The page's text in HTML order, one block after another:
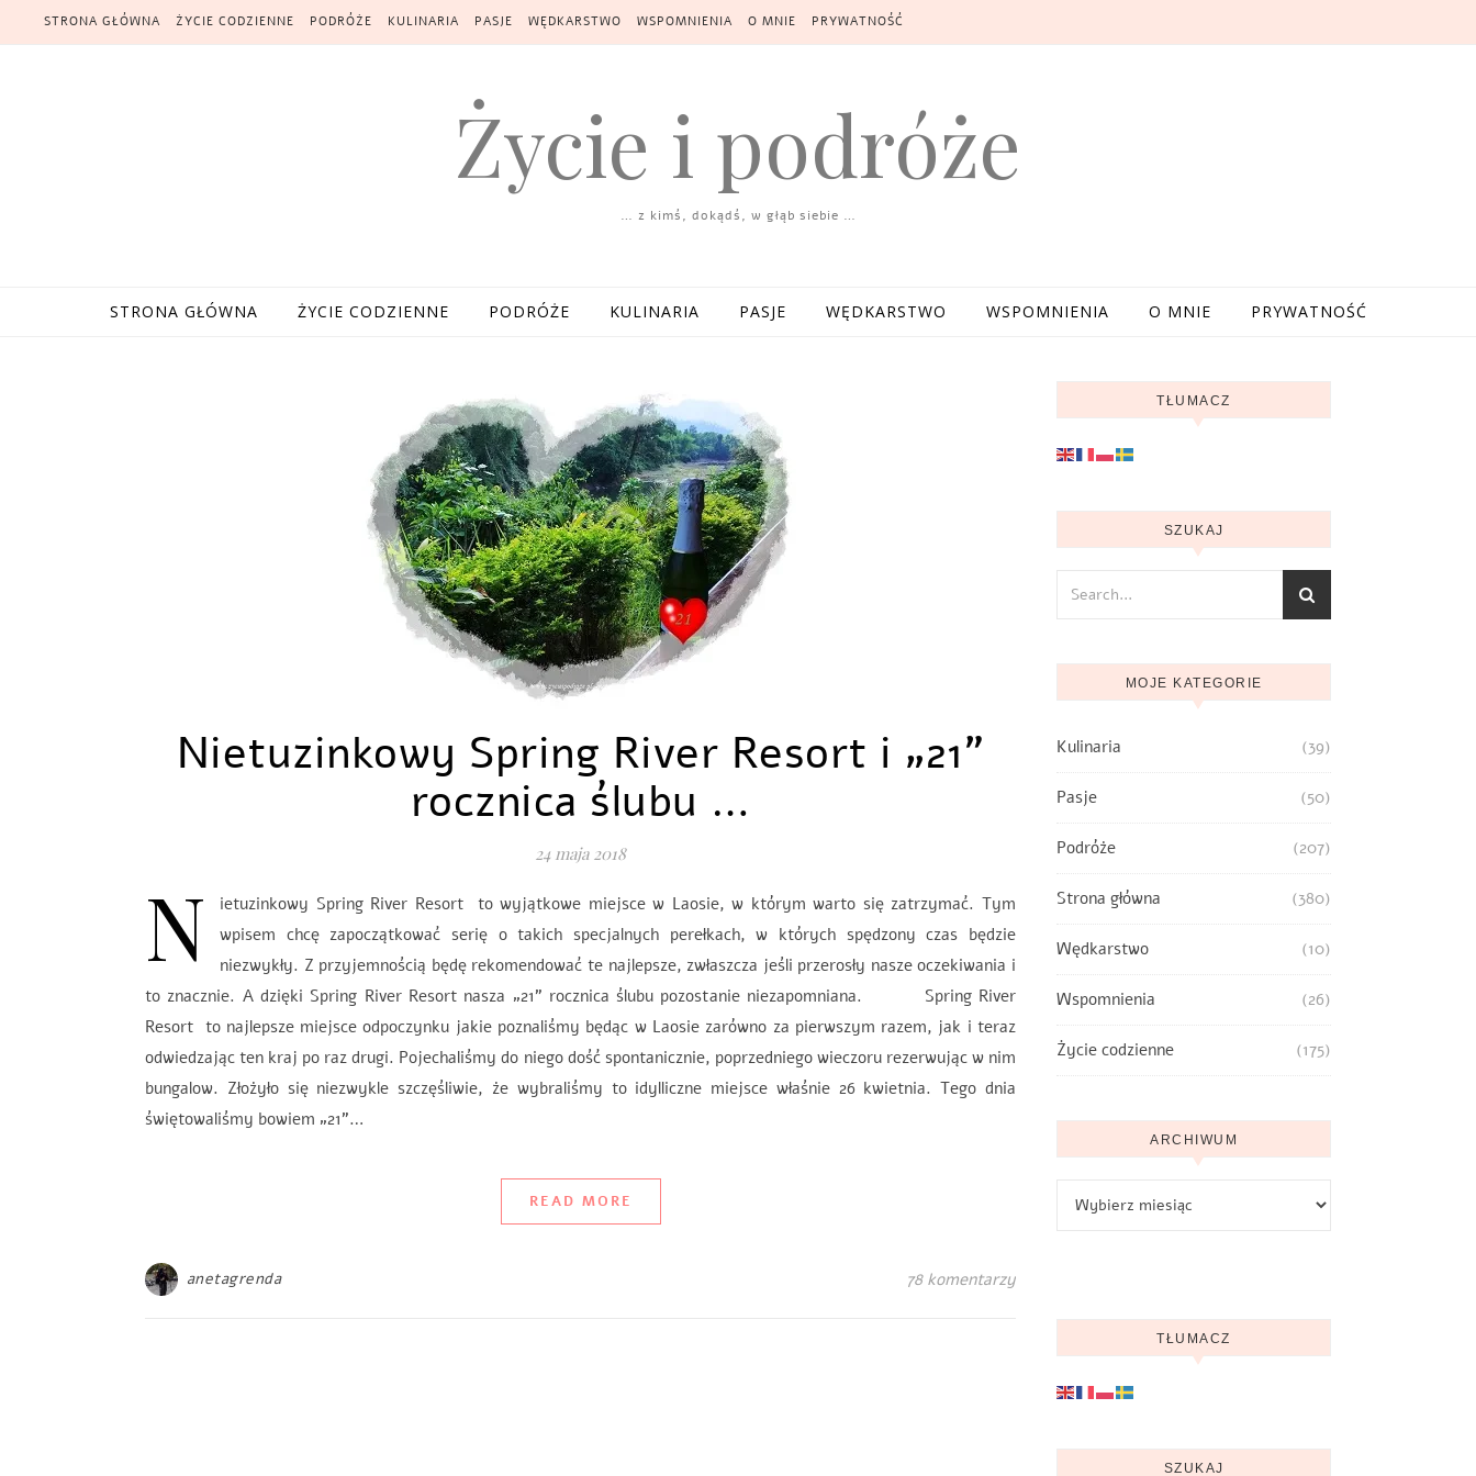
Skip to content
STRONA GŁÓWNA ŻYCIE CODZIENNE PODRÓŻE KULINARIA PASJE WĘDKARSTWO WSPOMNIENIA O MNIE PRYWATNOŚĆ
Życie i podróże
… z kimś, dokądś, w głąb siebie …
STRONA GŁÓWNA ŻYCIE CODZIENNE PODRÓŻE KULINARIA PASJE WĘDKARSTWO WSPOMNIENIA O MNIE PRYWATNOŚĆ
Nietuzinkowy Spring River Resort i „21”
rocznica ślubu …
24 maja 2018
N
ietuzinkowy Spring River Resort to wyjątkowe miejsce w Laosie, w którym warto się zatrzymać. Tym
wpisem chcę zapoczątkować serię o takich specjalnych perełkach, w których spędzony czas będzie
niezwykły. Z przyjemnością będę rekomendować te najlepsze, zwłaszcza jeśli przerosły nasze oczekiwania i
to znacznie. A dzięki Spring River Resort nasza „21” rocznica ślubu pozostanie niezapomniana. Spring River
Resort to najlepsze miejsce odpoczynku jakie poznaliśmy będąc w Laosie zarówno za pierwszym razem, jak i teraz
odwiedzając ten kraj po raz drugi. Pojechaliśmy do niego dość spontanicznie, poprzedniego wieczoru rezerwując w nim
bungalow. Złożyło się niezwykle szczęśliwie, że wybraliśmy to idylliczne miejsce właśnie 26 kwietnia. Tego dnia
świętowaliśmy bowiem „21”…
READ MORE
anetagrenda 78 komentarzy
TŁUMACZ
SZUKAJ
MOJE KATEGORIE
Kulinaria (39)
Pasje (50)
Podróże (207)
Strona główna (380)
Wędkarstwo (10)
Wspomnienia (26)
Życie codzienne (175)
ARCHIWUM
TŁUMACZ
SZUKAJ